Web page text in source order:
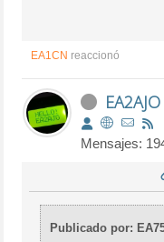
EA1CN reaccionó
EA2AJO
Mensajes:
Publicado por: